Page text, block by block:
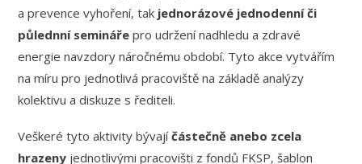
a prevence vyhoření, tak jednorázové jednodenní či
půlednní semináře pro udržení nadhledu a zdravé
energie navzdory náročnému období. Tyto akce vytvářím
na míru pro jednotlivá pracoviště na základě analýzy
kolektivu a diskuze s řediteli.
Veškeré tyto aktivity bývajíčástečně anebo zcela
hrazeny jednotlivými pracovišti z fondů FKSP, šablon